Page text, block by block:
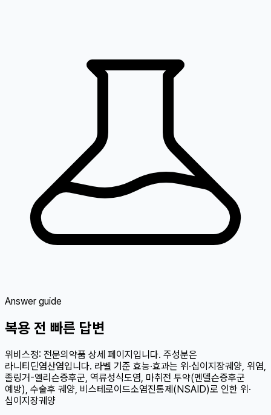
Answer guide
복용 전 빠른 답변
위비스정: 전문의약품 상세 페이지입니다. 주성분은
라니티딘염산염입니다. 라벨 기준 효능·효과는 위·십이지장궤양, 위염,
졸링거-엘리슨증후군, 역류성식도염, 마취전 투약(멘델슨증후군
예방), 수술후 궤양, 비스테로이드소염진통제(NSAID)로 인한 위·
십이지장궤양